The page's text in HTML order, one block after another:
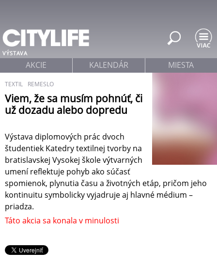
VÝSTAVA
TEXTIL REMESLO
Viem, že sa musím pohnúť, či
už dozadu alebo dopredu
Výstava diplomových prác dvoch
študentiek Katedry textilnej tvorby na
bratislavskej Vysokej škole výtvarných
umení reflektuje pohyb ako súčasť
spomienok, plynutia času a životných etáp, pričom jeho
kontinuitu symbolicky vyjadruje aj hlavné médium –
priadza.
Táto akcia sa konala v minulosti
AKCIE KALENDÁR MIESTA